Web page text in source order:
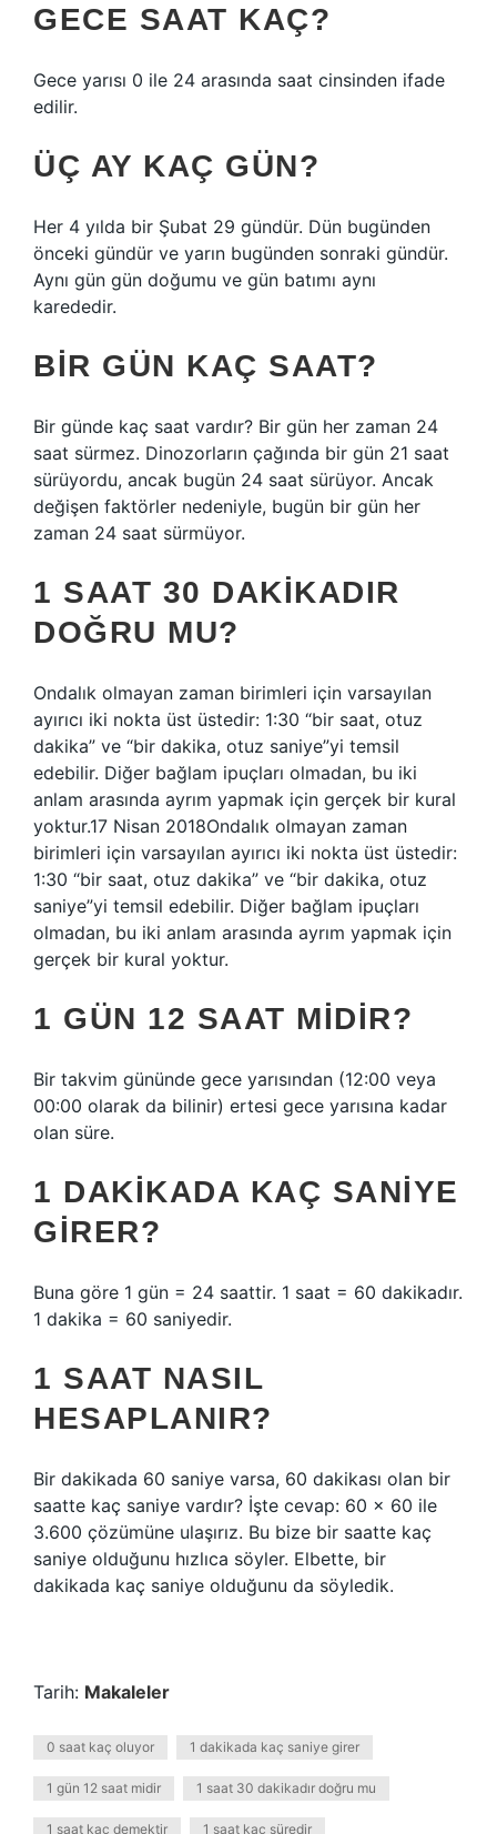
GECE SAAT KAÇ?
Gece yarısı 0 ile 24 arasında saat cinsinden ifade
edilir.
ÜÇ AY KAÇ GÜN?
Her 4 yılda bir Şubat 29 gündür. Dün bugünden
önceki gündür ve yarın bugünden sonraki gündür.
Aynı gün gün doğumu ve gün batımı aynı
karededir.
BIR GÜN KAÇ SAAT?
Bir günde kaç saat vardır? Bir gün her zaman 24
saat sürmez. Dinozorların çağında bir gün 21 saat
sürüyordu, ancak bugün 24 saat sürüyor. Ancak
değişen faktörler nedeniyle, bugün bir gün her
zaman 24 saat sürmüyor.
1 SAAT 30 DAKIKADIR
DOĞRU MU?
Ondalık olmayan zaman birimleri için varsayılan
ayırıcı iki nokta üst üstedir: 1:30 “bir saat, otuz
dakika” ve “bir dakika, otuz saniye”yi temsil
edebilir. Diğer bağlam ipuçları olmadan, bu iki
anlam arasında ayrım yapmak için gerçek bir kural
yoktur.17 Nisan 2018Ondalık olmayan zaman
birimleri için varsayılan ayırıcı iki nokta üst üstedir:
1:30 “bir saat, otuz dakika” ve “bir dakika, otuz
saniye”yi temsil edebilir. Diğer bağlam ipuçları
olmadan, bu iki anlam arasında ayrım yapmak için
gerçek bir kural yoktur.
1 GÜN 12 SAAT MIDIR?
Bir takvim gününde gece yarısından (12:00 veya
00:00 olarak da bilinir) ertesi gece yarısına kadar
olan süre.
1 DAKIKADA KAÇ SANIYE
GIRER?
Buna göre 1 gün = 24 saattir. 1 saat = 60 dakikadır.
1 dakika = 60 saniyedir.
1 SAAT NASIL
HESAPLANIR?
Bir dakikada 60 saniye varsa, 60 dakikası olan bir
saatte kaç saniye vardır? İşte cevap: 60 x 60 ile
3.600 çözümüne ulaşırız. Bu bize bir saatte kaç
saniye olduğunu hızlıca söyler. Elbette, bir
dakikada kaç saniye olduğunu da söyledik.
Tarih: Makaleler
0 saat kaç oluyor 1 dakikada kaç saniye girer
1 gün 12 saat midir 1 saat 30 dakikadır doğru mu
1 saat kaç demektir 1 saat kaç süredir